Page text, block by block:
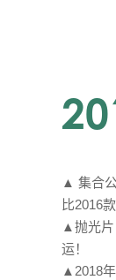
▲ 集合
比2016
▲抛光片
运！
▲2018